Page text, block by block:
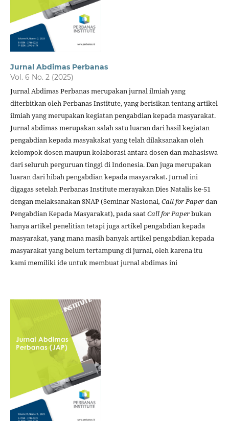
Jurnal Abdimas Perbanas
Vol. 6 No. 2 (2025)
Jurnal Abdimas Perbanas merupakan jurnal ilmiah yang
diterbitkan oleh Perbanas Institute, yang berisikan tentang artikel
ilmiah yang merupakan kegiatan pengabdian kepada masyarakat.
Jurnal abdimas merupakan salah satu luaran dari hasil kegiatan
pengabdian kepada masyakakat yang telah dilaksanakan oleh
kelompok dosen maupun kolaborasi antara dosen dan mahasiswa
dari seluruh perguruan tinggi di Indonesia. Dan juga merupakan
luaran dari hibah pengabdian kepada masyarakat. Jurnal ini
digagas setelah Perbanas Institute merayakan Dies Natalis ke-51
dengan melaksanakan SNAP (Seminar Nasional, Call for Paperdan
Pengabdian Kepada Masyarakat), pada saatCall for Paperbukan
hanya artikel penelitian tetapi juga artikel pengabdian kepada
masyarakat, yang mana masih banyak artikel pengabdian kepada
masyarakat yang belum tertampung di jurnal, oleh karena itu
kami memiliki ide untuk membuat jurnal abdimas ini